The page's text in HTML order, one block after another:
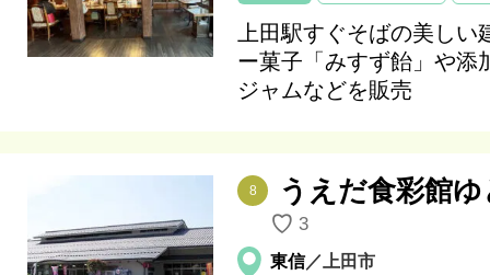
上田駅すぐそばの美し
ー菓子「みすず飴」や添
ジャムなどを販売
8 うえだ食彩館
♡ 3
東信／上田市